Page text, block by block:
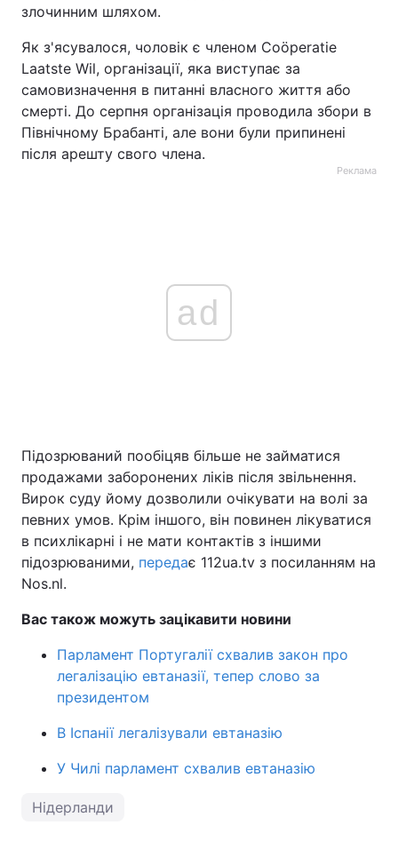
злочинним шляхом.
Як з'ясувалося, чоловік є членом Coöperatie
Laatste Wil, організації, яка виступає за
самовизначення в питанні власного життя або
смерті. До серпня організація проводила збори в
Північному Брабанті, але вони були припинені
після арешту свого члена.
Реклама
ad
Підозрюваний пообіцяв більше не займатися
продажами заборонених ліків після звільнення.
Вирок суду йому дозволили очікувати на волі за
певних умов. Крім іншого, він повинен лікуватися
в психлікарні і не мати контактів з іншими
підозрюваними, передає 112ua.tv з посиланням на
Nos.nl.
Вас також можуть зацікавити новини
Парламент Португалії схвалив закон про
легалізацію евтаназії, тепер слово за
президентом
В Іспанії легалізували евтаназію
У Чилі парламент схвалив евтаназію
Нідерланди